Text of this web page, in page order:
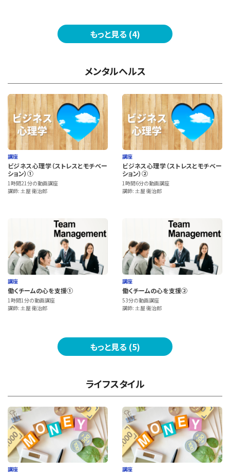
もっと見る (4)
メンタルヘルス
講座
ビジネス心理学（ストレスとモチベー
ション）①
1時間21分の動画講座
講師: 土屋 衛治郎
講座
ビジネス心理学（ストレスとモチベー
ション）②
1時間6分の動画講座
講師: 土屋 衛治郎
講座
働くチームの心を支援①
1時間1分の動画講座
講師: 土屋 衛治郎
講座
働くチームの心を支援②
53分の動画講座
講師: 土屋 衛治郎
もっと見る (5)
ライフスタイル
講座 講座